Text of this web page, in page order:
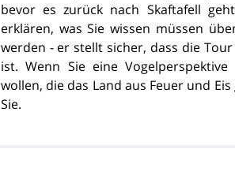
bevor es zurück nach Skaftafell
erklären, was Sie wissen müssen
werden - er stellt sicher, dass die
ist. Wenn Sie eine
wollen, die das Land aus Feuer und
Sie.